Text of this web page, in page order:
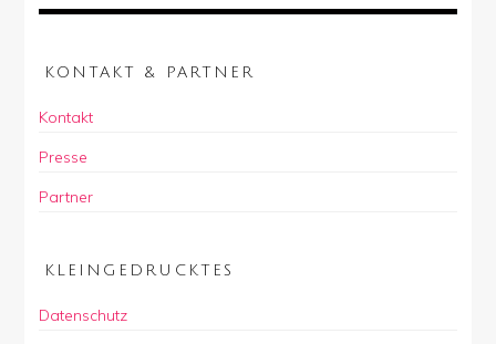
KONTAKT & PARTNER
Kontakt
Presse
Partner
KLEINGEDRUCKTES
Datenschutz